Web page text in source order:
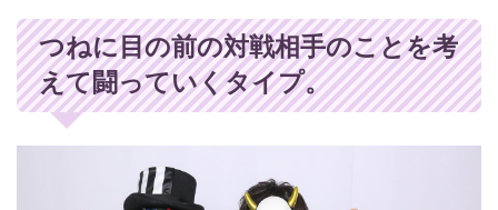
つねに目の前の対戦相手のことを考
えて闘っていくタイプ。